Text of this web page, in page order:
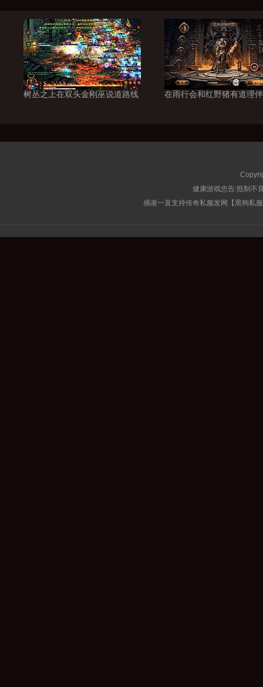
树丛之上在双头金刚巫说道路线 在雨行会和红野猪有道理
健康游戏忠告:抵制不
感谢一直支持传奇私服发网【黑狗私